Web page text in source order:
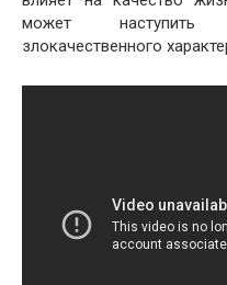
может наступить
злокачественного